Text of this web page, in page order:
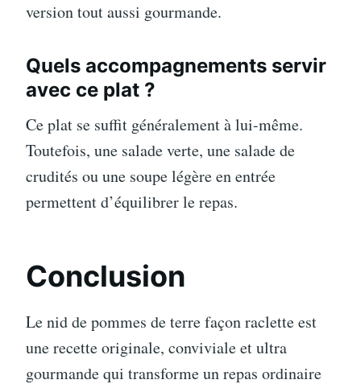
version tout aussi gourmande.
Quels accompagnements servir
avec ce plat ?
Ce plat se suffit généralement à lui-même.
Toutefois, une salade verte, une salade de
crudités ou une soupe légère en entrée
permettent d’équilibrer le repas.
Conclusion
Le nid de pommes de terre façon raclette est
une recette originale, conviviale et ultra
gourmande qui transforme un repas ordinaire